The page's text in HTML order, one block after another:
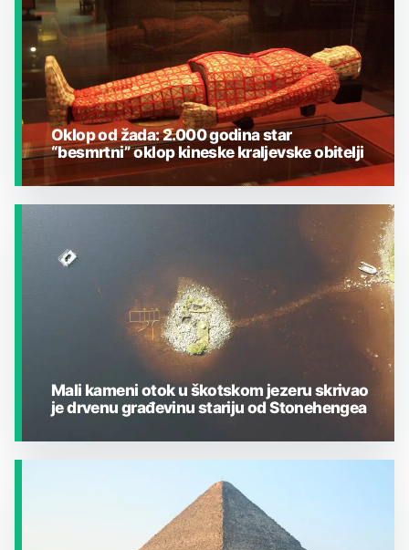
Oklop od žada: 2.000 godina star
“besmrtni” oklop kineske kraljevske obitelji
Mali kameni otok u škotskom jezeru skrivao
je drvenu građevinu stariju od Stonehengea